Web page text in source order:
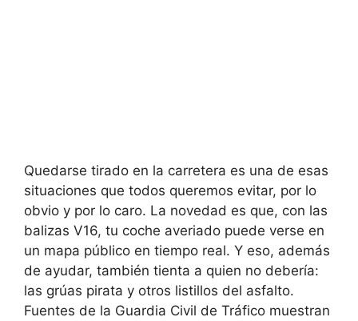
Quedarse tirado en la carretera es una de esas
situaciones que todos queremos evitar, por lo
obvio y por lo caro. La novedad es que, con las
balizas V16, tu coche averiado puede verse en
un mapa público en tiempo real. Y eso, además
de ayudar, también tienta a quien no debería:
las grúas pirata y otros listillos del asfalto.
Fuentes de la Guardia Civil de Tráfico muestran